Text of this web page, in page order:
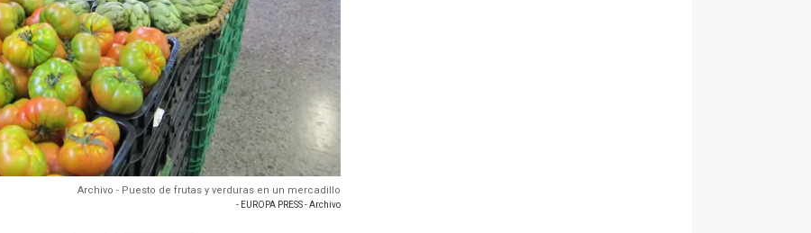
Archivo - Puesto de frutas y verduras en un mercadillo
- EUROPA PRESS - Archivo